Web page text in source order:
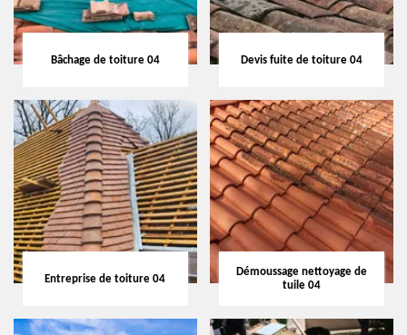
Bâchage de toiture 04 Devis fuite de toiture 04
Entreprise de toiture 04
Démoussage nettoyage de
tuile 04